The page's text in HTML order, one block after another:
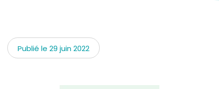
Publié le 29 juin 2022